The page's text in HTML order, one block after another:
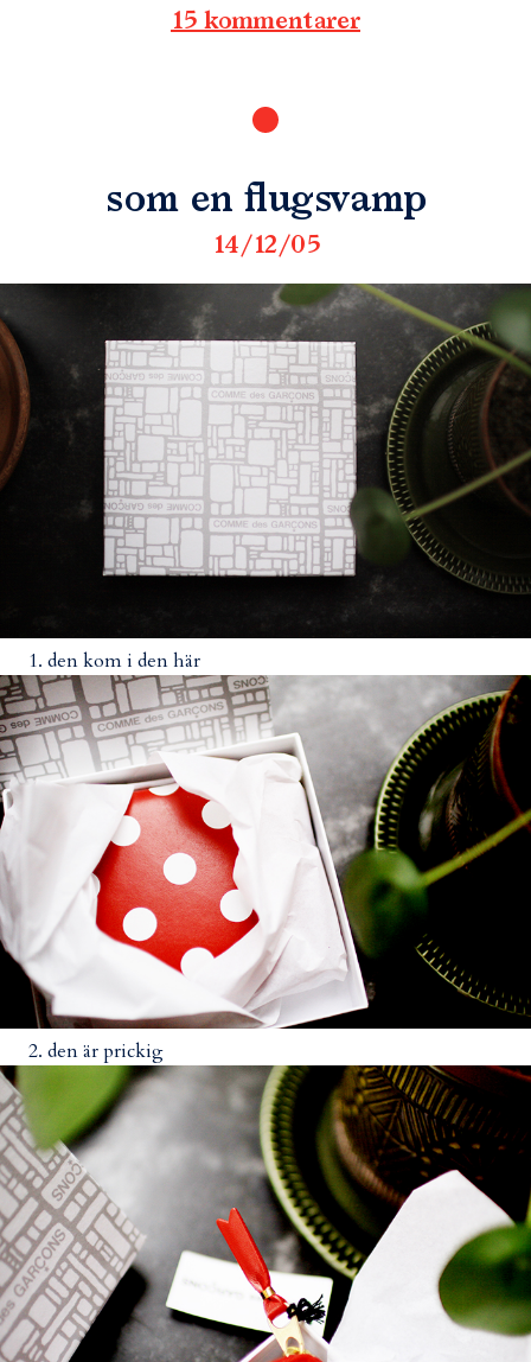
15 kommentarer
som en flugsvamp
14/12/05
1. den kom i den här
2. den är prickig